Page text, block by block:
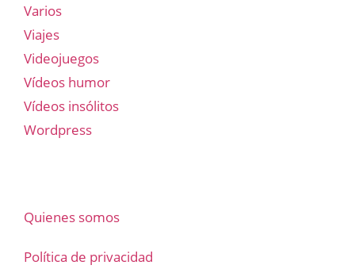
Varios
Viajes
Videojuegos
Vídeos humor
Vídeos insólitos
Wordpress
Quienes somos
Política de privacidad